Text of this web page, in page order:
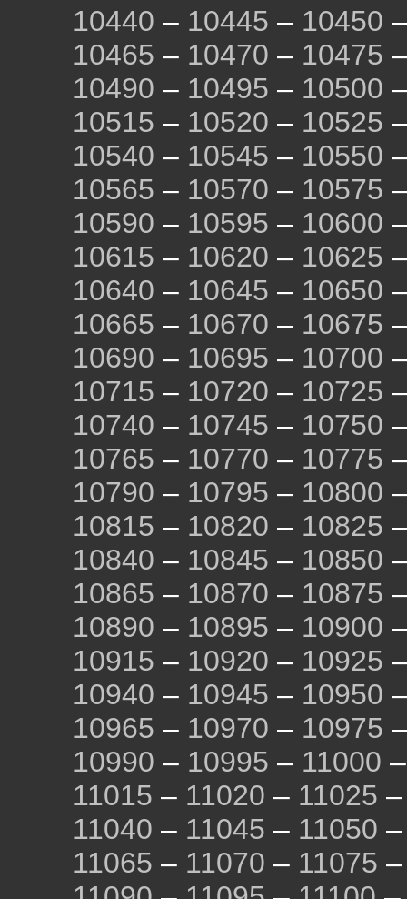
10440 – 10445 – 10450
10465 – 10470 – 10475
10490 – 10495 – 10500
10515 – 10520 – 10525
10540 – 10545 – 10550
10565 – 10570 – 10575
10590 – 10595 – 10600
10615 – 10620 – 10625
10640 – 10645 – 10650
10665 – 10670 – 10675
10690 – 10695 – 10700
10715 – 10720 – 10725
10740 – 10745 – 10750
10765 – 10770 – 10775
10790 – 10795 – 10800
10815 – 10820 – 10825
10840 – 10845 – 10850
10865 – 10870 – 10875
10890 – 10895 – 10900
10915 – 10920 – 10925
10940 – 10945 – 10950
10965 – 10970 – 10975
10990 – 10995 – 11000
11015 – 11020 – 11025
11040 – 11045 – 11050
11065 – 11070 – 11075